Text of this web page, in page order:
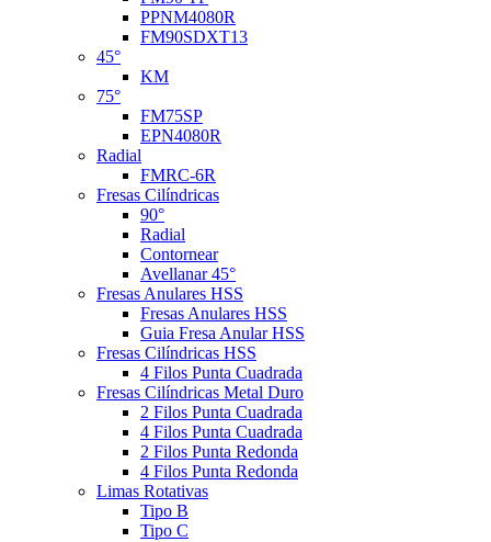
PPNM4080R
FM90SDXT13
45°
KM
75°
FM75SP
EPN4080R
Radial
FMRC-6R
Fresas Cilíndricas
90°
Radial
Contornear
Avellanar 45°
Fresas Anulares HSS
Fresas Anulares HSS
Guia Fresa Anular HSS
Fresas Cilíndricas HSS
4 Filos Punta Cuadrada
Fresas Cilíndricas Metal Duro
2 Filos Punta Cuadrada
4 Filos Punta Cuadrada
2 Filos Punta Redonda
4 Filos Punta Redonda
Limas Rotativas
Tipo B
Tipo C